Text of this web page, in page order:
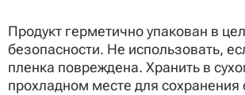
Продукт герметично упакован в
безопасности. Не использовать,
пленка повреждена. Хранить в
прохладном месте для сохранения